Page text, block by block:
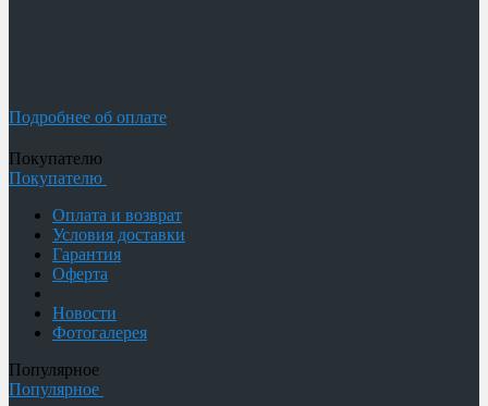
Подробнее об оплате
Покупателю
Покупателю
Оплата и возврат
Условия доставки
Гарантия
Оферта
Новости
Фотогалерея
Популярное
Популярное